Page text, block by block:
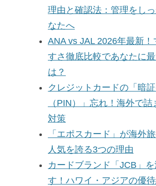
理由と確認法：管理をし
なたへ
ANA vs JAL 2026年最新！
すさ徹底比較であなたに
は？
クレジットカードの「暗
（PIN）」忘れ！海外で
対策
「エポスカード」が海外
人気を誇る3つの理由
カードブランド「JCB」
す！ハワイ・アジアの優